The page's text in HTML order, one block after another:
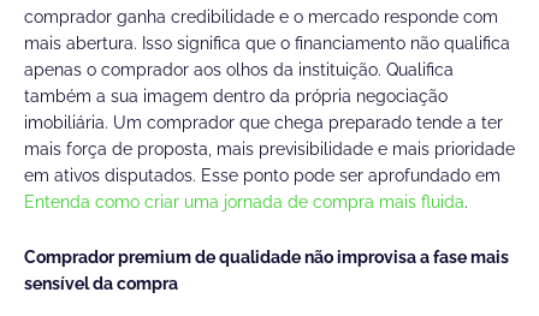
comprador ganha credibilidade e o mercado responde com
mais abertura. Isso significa que o financiamento não qualifica
apenas o comprador aos olhos da instituição. Qualifica
também a sua imagem dentro da própria negociação
imobiliária. Um comprador que chega preparado tende a ter
mais força de proposta, mais previsibilidade e mais prioridade
em ativos disputados. Esse ponto pode ser aprofundado em
Entenda como criar uma jornada de compra mais fluida.
Comprador premium de qualidade não improvisa a fase mais
sensível da compra